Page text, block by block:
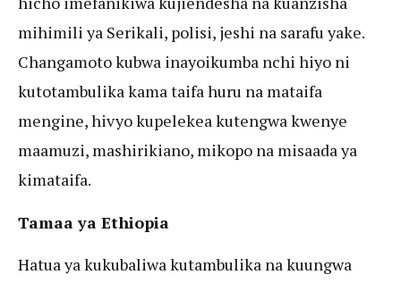
mihimili ya Serikali, polisi, jeshi na sarafu yake.
Changamoto kubwa inayoikumba nchi hiyo ni
kutotambulika kama taifa huru na mataifa
mengine, hivyo kupelekea kutengwa kwenye
maamuzi, mashirikiano, mikopo na misaada ya
kimataifa.
Tamaa ya Ethiopia
Hatua ya kukubaliwa kutambulika na kuungwa